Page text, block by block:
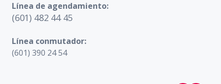
Línea de agendamiento:
(601) 482 44 45
Línea conmutador:
(601) 390 24 54